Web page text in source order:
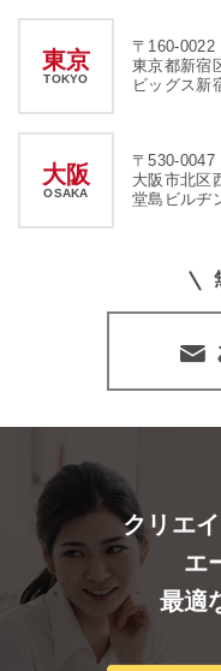
東京
TOKYO
〒160-0022
東京都新宿
ビッグス新
大阪
OSAKA
〒530-0047
大阪市北区
堂島ビルヂ
クリエ
エ
最適